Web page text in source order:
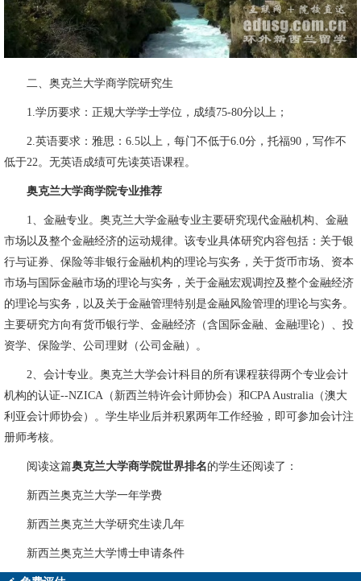
二、奥克兰大学商学院研究生
1.学历要求：正规大学学士学位，成绩75-80分以上；
2.英语要求：雅思：6.5以上，每门不低于6.0分，托福90，写作不
低于22。无英语成绩可先读英语课程。
奥克兰大学商学院专业推荐
1、金融专业。奥克兰大学金融专业主要研究现代金融机构、金融
市场以及整个金融经济的运动规律。该专业具体研究内容包括：关于银
行与证券、保险等非银行金融机构的理论与实务，关于货币市场、资本
市场与国际金融市场的理论与实务，关于金融宏观调控及整个金融经济
的理论与实务，以及关于金融管理特别是金融风险管理的理论与实务。
主要研究方向有货币银行学、金融经济（含国际金融、金融理论）、投
资学、保险学、公司理财（公司金融）。
2、会计专业。奥克兰大学会计科目的所有课程获得两个专业会计
机构的认证--NZICA（新西兰特许会计师协会）和CPA Australia（澳大
利亚会计师协会）。学生毕业后并积累两年工作经验，即可参加会计注
册师考核。
阅读这篇奥克兰大学商学院世界排名的学生还阅读了：
新西兰奥克兰大学一年学费
新西兰奥克兰大学研究生读几年
新西兰奥克兰大学博士申请条件